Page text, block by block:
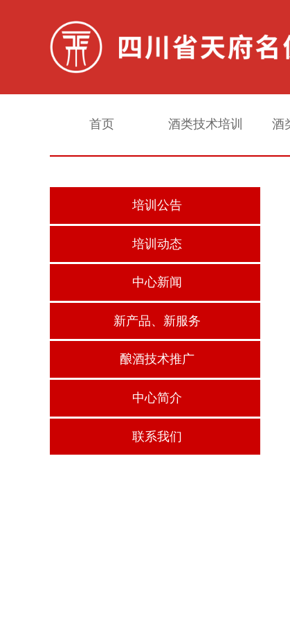
首页 酒类技术培训 酒
培训公告
培训动态
中心新闻
新产品、新服务
酿酒技术推广
中心简介
联系我们